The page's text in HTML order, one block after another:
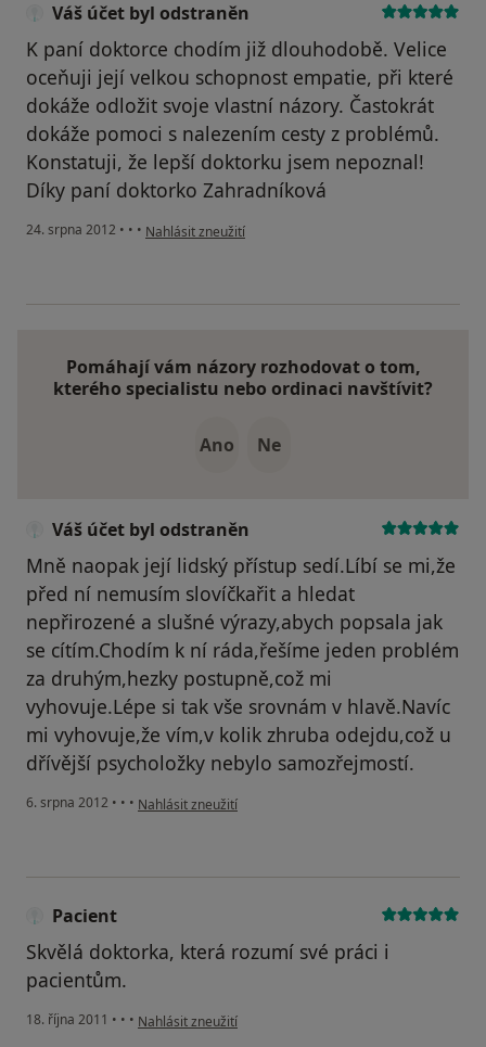
Váš účet byl odstraněn
K paní doktorce chodím již dlouhodobě. Velice
oceňuji její velkou schopnost empatie, při které
dokáže odložit svoje vlastní názory. Častokrát
dokáže pomoci s nalezením cesty z problémů.
Konstatuji, že lepší doktorku jsem nepoznal!
Díky paní doktorko Zahradníková
24. srpna 2012 • • • podle názoru uživatele Váš účet byl odstraněn
Nahlásit zneužití
Pomáhají vám názory rozhodovat o tom,
kterého specialistu nebo ordinaci navštívit?
Ano Ne
Váš účet byl odstraněn
Mně naopak její lidský přístup sedí.Líbí se mi,že
před ní nemusím slovíčkařit a hledat
nepřirozené a slušné výrazy,abych popsala jak
se cítím.Chodím k ní ráda,řešíme jeden problém
za druhým,hezky postupně,což mi
vyhovuje.Lépe si tak vše srovnám v hlavě.Navíc
mi vyhovuje,že vím,v kolik zhruba odejdu,což u
dřívější psycholožky nebylo samozřejmostí.
6. srpna 2012 • • • podle názoru uživatele Váš účet byl odstraněn
Nahlásit zneužití
Pacient
Skvělá doktorka, která rozumí své práci i
pacientům.
18. října 2011 • • • podle názoru uživatele Pacient
Nahlásit zneužití